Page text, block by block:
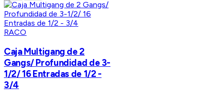
RACO
Caja Multigang de 2
Gangs/ Profundidad de 3-
1/2/ 16 Entradas de 1/2 -
3/4